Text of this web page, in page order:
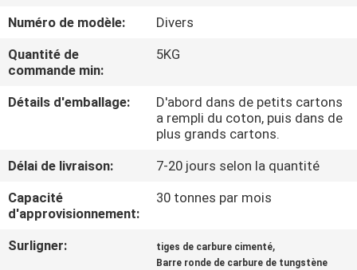
VISITE
D'USINE
CONTRÔLE
QUALITÉ
CONTACTEZ-
NOUS
Numéro de modèle:
Divers
Quantité de
commande min:
5KG
Détails d'emballage:
D'abord dans de petits cartons
a rempli du coton, puis dans de
plus grands cartons.
Délai de livraison:
7-20 jours selon la quantité
Capacité
d'approvisionnement:
30 tonnes par mois
Surligner: tiges de carbure cimenté,
Barre ronde de carbure de tungstène